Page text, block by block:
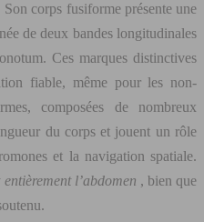
corps fusiforme présente une
de deux bandes longitudinales
Ces marques distinctives
fiable, même pour les non-
composées de nombreux
du corps et jouent un rôle
et la navigation spatiale.
l’abdomen , bien que